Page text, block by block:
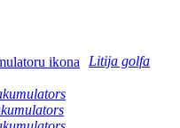
Litija golfa